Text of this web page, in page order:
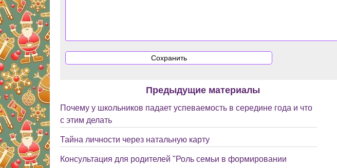
Предыдущие материалы
Почему у школьников падает успеваемость в середине года и что
с этим делать
Тайна личности через натальную карту
Консультация для родителей "Роль семьи в формировании